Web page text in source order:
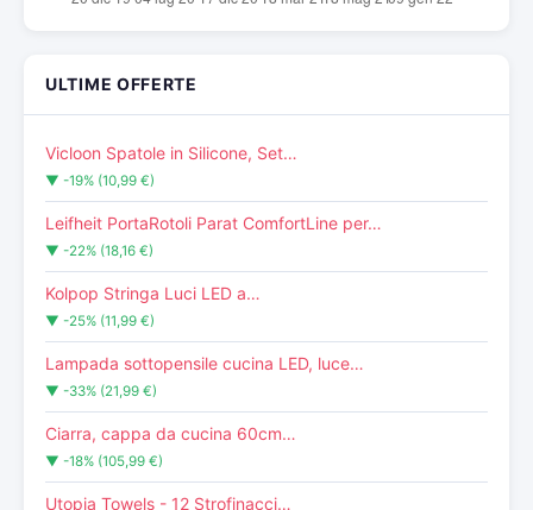
ULTIME OFFERTE
Vicloon Spatole in Silicone, Set…
▼ -19% (10,99 €)
Leifheit PortaRotoli Parat ComfortLine per…
▼ -22% (18,16 €)
Kolpop Stringa Luci LED a…
▼ -25% (11,99 €)
Lampada sottopensile cucina LED, luce…
▼ -33% (21,99 €)
Ciarra, cappa da cucina 60cm…
▼ -18% (105,99 €)
Utopia Towels - 12 Strofinacci…